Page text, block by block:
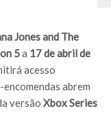
Jones and The
5a 17 de abril de
acesso
encomendas abrem
versão Xbox Series